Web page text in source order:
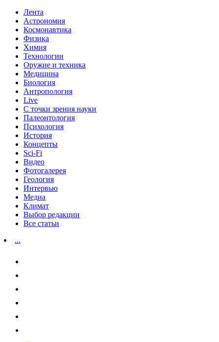
Лента
Астрономия
Космонавтика
Физика
Химия
Технологии
Оружие и техника
Медицина
Биология
Антропология
Live
С точки зрения науки
Палеонтология
Психология
История
Концепты
Sci-Fi
Видео
Фотогалерея
Геология
Интервью
Медиа
Климат
Выбор редакции
Все статьи
...